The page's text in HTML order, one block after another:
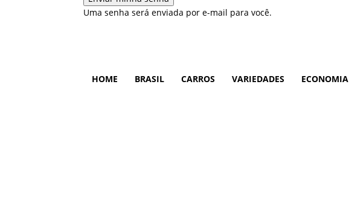
Uma senha será enviada por e-mail para você.
HOME
BRASIL CARROS VARIEDADES ECONOMIA